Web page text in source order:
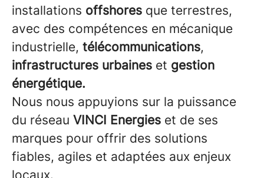
installations offshores que terrestres,
avec des compétences en mécanique
industrielle, télécommunications,
infrastructures urbaines et gestion
énergétique.
Nous nous appuyions sur la puissance
du réseau VINCI Energies et de ses
marques pour offrir des solutions
fiables, agiles et adaptées aux enjeux
locaux.